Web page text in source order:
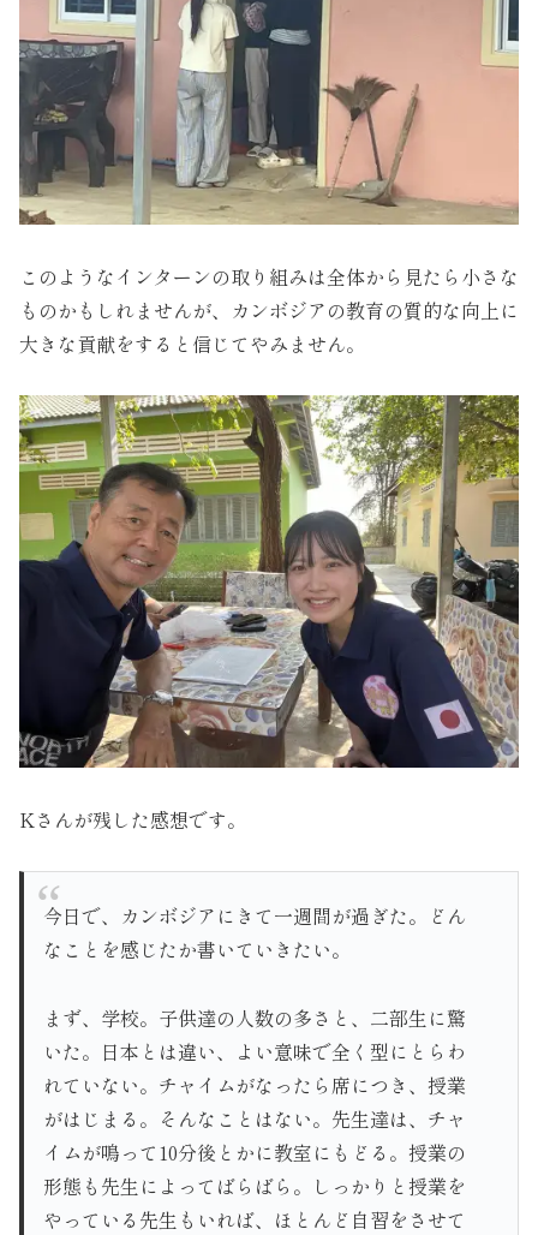
このようなインターンの取り組みは全体から見たら小さな
ものかもしれませんが、カンボジアの教育の質的な向上に
大きな貢献をすると信じてやみません。
Kさんが残した感想です。
今日で、カンボジアにきて一週間が過ぎた。どん
なことを感じたか書いていきたい。
まず、学校。子供達の人数の多さと、二部生に驚
いた。日本とは違い、よい意味で全く型にとらわ
れていない。チャイムがなったら席につき、授業
がはじまる。そんなことはない。先生達は、チャ
イムが鳴って10分後とかに教室にもどる。授業の
形態も先生によってばらばら。しっかりと授業を
やっている先生もいれば、ほとんど自習をさせて